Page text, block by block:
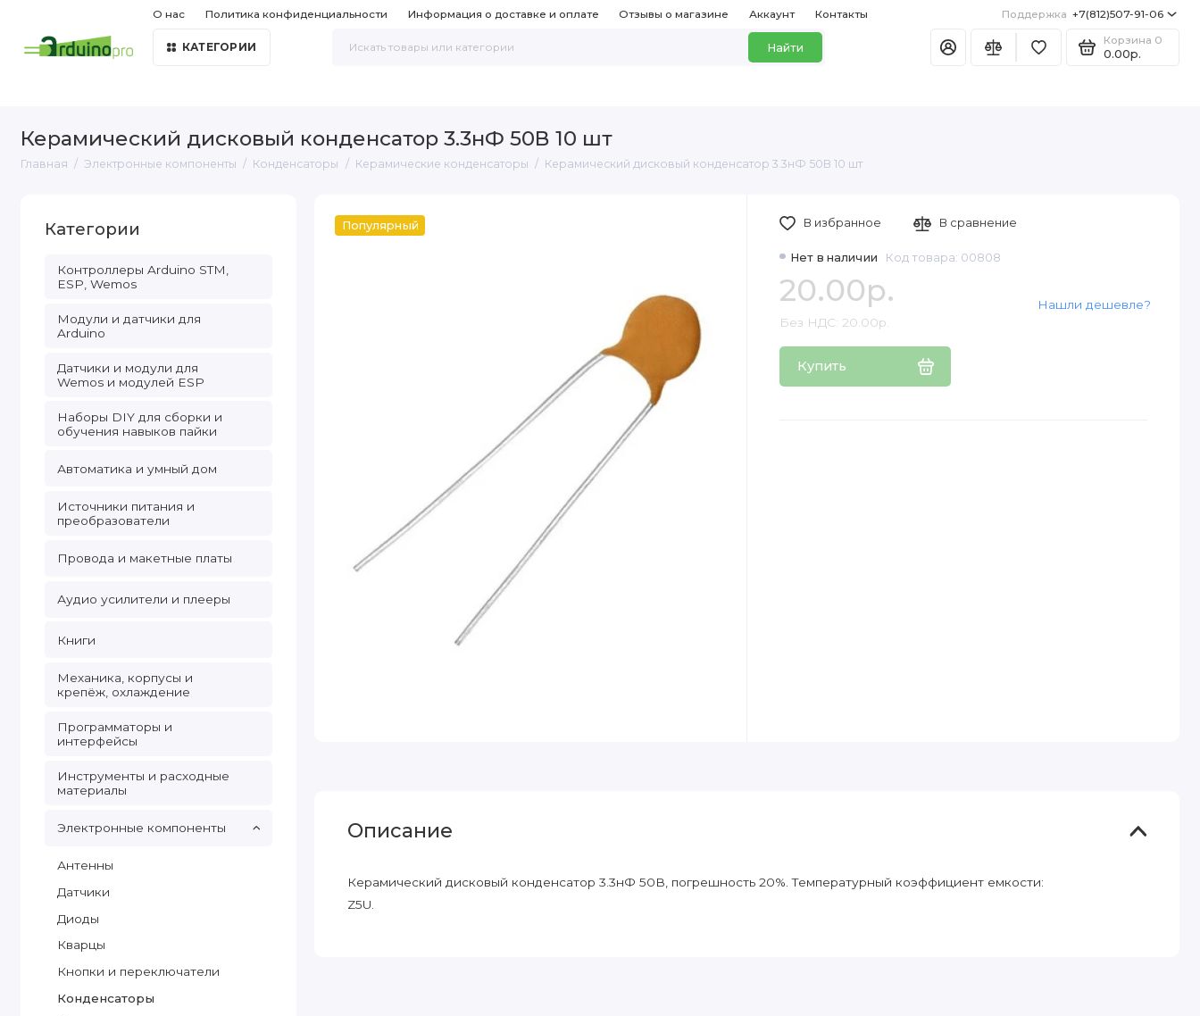
О нас Политика конфиденциальности Информация о доставке и оплате Отзывы о магазине Аккаунт Контакты Поддержка +7(812)507-91-06
КАТЕГОРИИ Найти
Корзина 0
0.00р.
Керамический дисковый конденсатор 3.3нФ 50В 10 шт
Главная Электронные компоненты Конденсаторы Керамические конденсаторы Керамический дисковый конденсатор 3.3нФ 50В 10 шт
Категории
Контроллеры Arduino STM,
ESP, Wemos
Модули и датчики для
Arduino
Датчики и модули для
Wemos и модулей ESP
Наборы DIY для сборки и
обучения навыков пайки
Автоматика и умный дом
Источники питания и
преобразователи
Провода и макетные платы
Аудио усилители и плееры
Книги
Механика, корпусы и
крепёж, охлаждение
Программаторы и
интерфейсы
Инструменты и расходные
материалы
Электронные компоненты
Антенны
Датчики
Диоды
Кварцы
Кнопки и переключатели
Конденсаторы
Популярный
Нет в наличии Код товара: 00808
20.00р.
Без НДС: 20.00р.
Купить
Нашли дешевле?
В избранное В сравнение
Описание
Керамический дисковый конденсатор 3.3нФ 50В, погрешность 20%. Температурный коэффициент емкости:
Z5U.